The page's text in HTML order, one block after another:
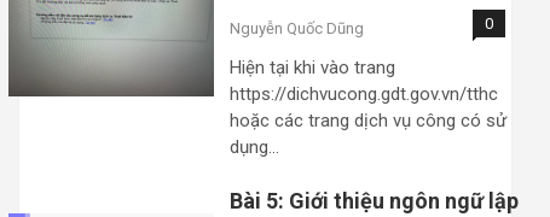
Nguyễn Quốc Dũng 0
Hiện tại khi vào trang
https://dichvucong.gdt.gov.vn/tthc
hoặc các trang dịch vụ công có sử
dụng…
Bài 5: Giới thiệu ngôn ngữ lập